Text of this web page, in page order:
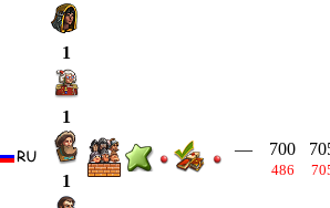
1
1
1
— 700
486